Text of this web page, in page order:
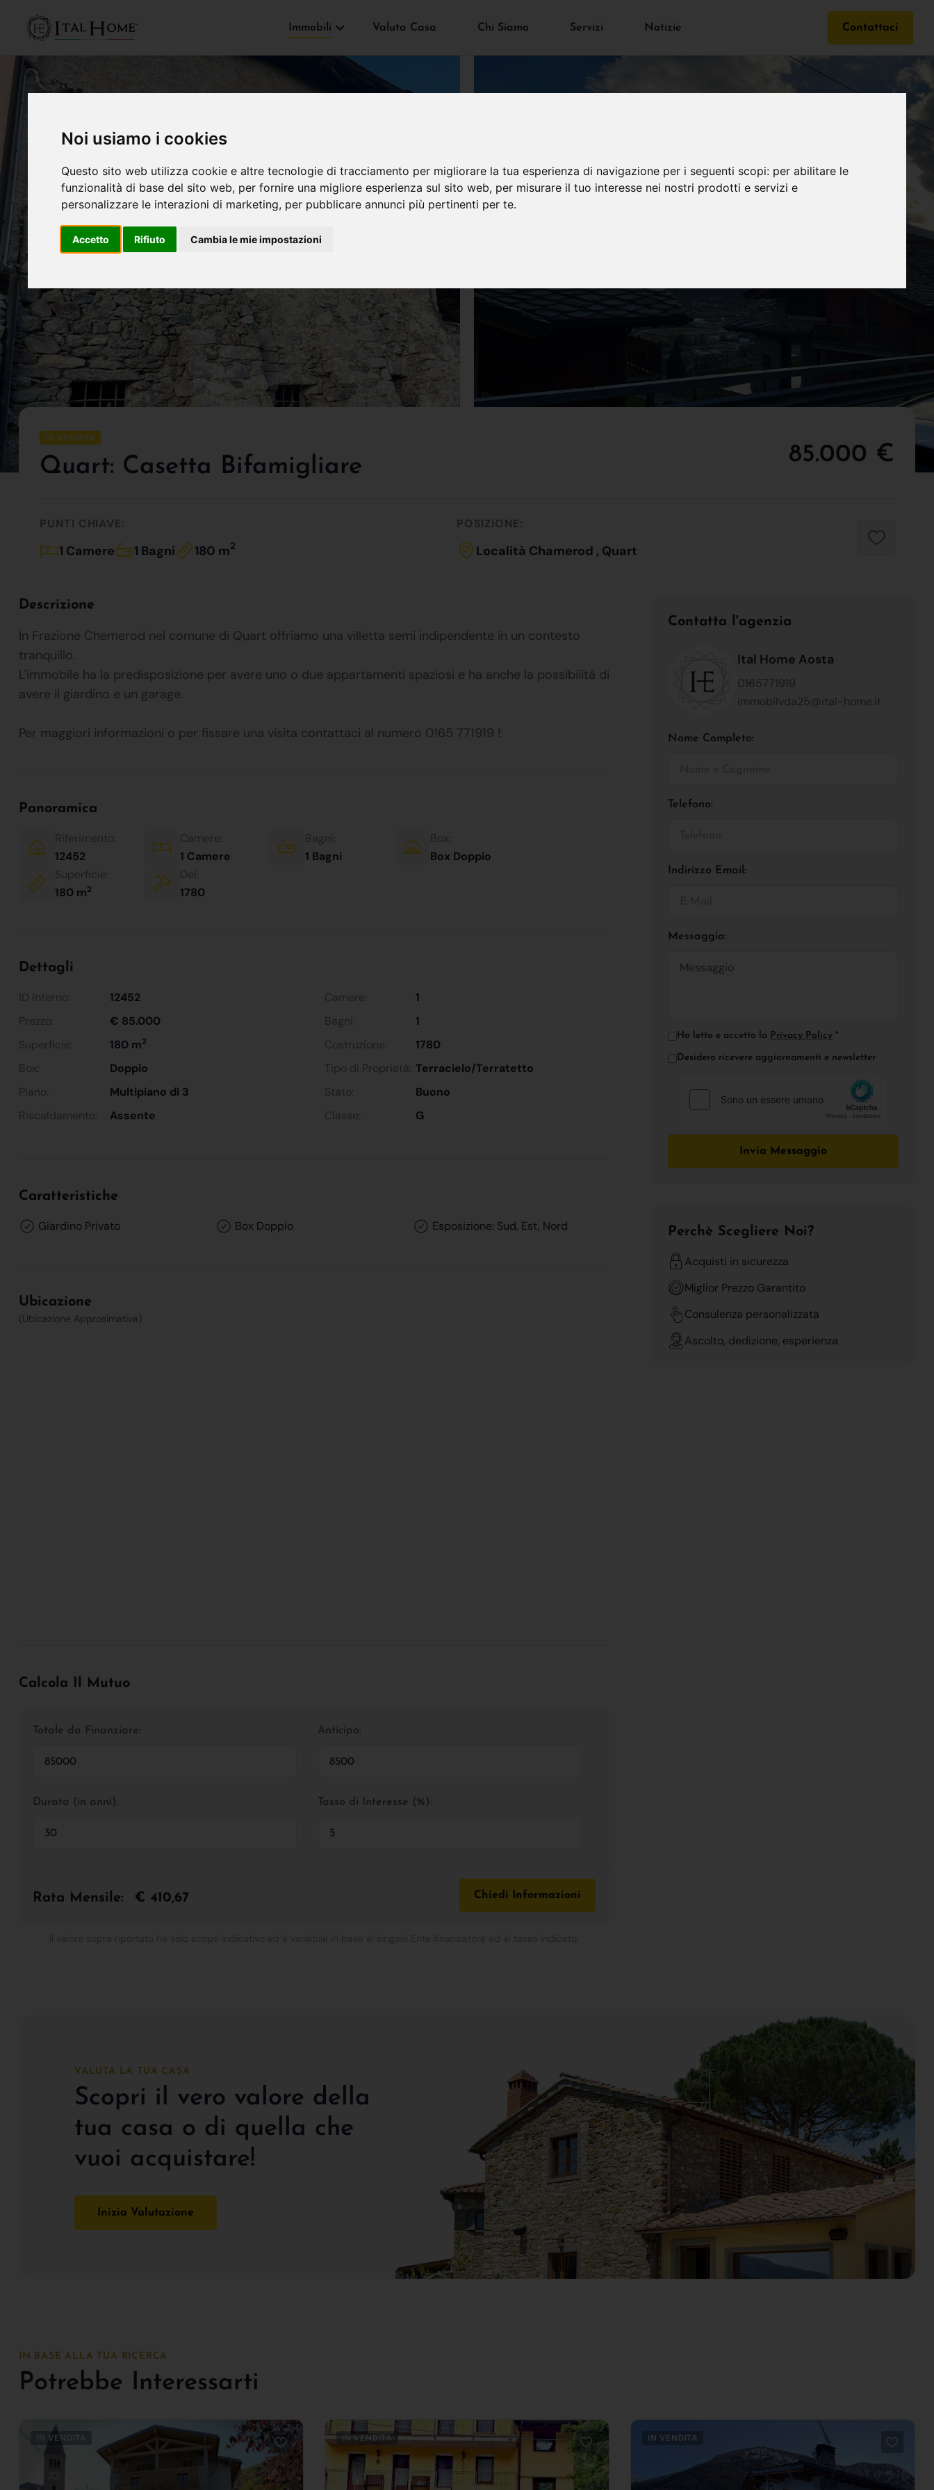
Noi usiamo i cookies
Questo sito web utilizza cookie e altre tecnologie di tracciamento per migliorare la tua esperienza di navigazione per i seguenti scopi: per abilitare le
funzionalità di base del sito web, per fornire una migliore esperienza sul sito web, per misurare il tuo interesse nei nostri prodotti e servizi e
personalizzare le interazioni di marketing, per pubblicare annunci più pertinenti per te.
Accetto Rifiuto Cambia le mie impostazioni
Immobili Valuta Casa Chi Siamo Servizi Notizie Contattaci
IN VENDITA
Quart: Casetta Bifamigliare 85.000 €
PUNTI CHIAVE:
1 Camere 1 Bagni 180 m2
POSIZIONE:
Località Chamerod , Quart
Descrizione
In Frazione Chemerod nel comune di Quart offriamo una villetta semi indipendente in un contesto
tranquillo.
L'immobile ha la predisposizione per avere uno o due appartamenti spaziosi e ha anche la possibilità di
avere il giardino e un garage.
Per maggiori informazioni o per fissare una visita contattaci al numero 0165 771919 !
Panoramica
Riferimento:
12452
Camere:
1 Camere
Bagni:
1 Bagni
Box:
Box Doppio
Superficie:
180 m2
Del:
1780
Dettagli
ID Interno: 12452 Camere:
1
Prezzo:
€ 85.000 Bagni:
1
Superficie:
180 m2 Costruzione:
1780
Box:
Doppio Tipo di Proprietà: Terracielo/Terratetto
Piano:
Multipiano di 3 Stato:
Buono
Riscaldamento:
Assente Classe: G
Caratteristiche
Giardino Privato Box Doppio Esposizione: Sud, Est, Nord
Ubicazione
(Ubicazione Approsimativa)
Calcola Il Mutuo
Totale da Finanziare: Anticipo:
Durata (in anni): Tasso di Interesse (%):
Rata Mensile: € 410,67 Chiedi Informazioni
Contatta l'agenzia
Ital Home Aosta
0165771919
immobilvda25@ital-home.it
Nome Completo:
Telefono:
Indirizzo Email:
Messaggio:
Ho letto e accetto la Privacy Policy *
Desidero ricevere aggiornamenti e newsletter
Invia Messaggio
Perchè Scegliere Noi?
Acquisti in sicurezza
Miglior Prezzo Garantito
Consulenza personalizzata
Ascolto, dedizione, esperienza
VALUTA LA TUA CASA
Scopri il vero valore della
tua casa o di quella che
vuoi acquistare!
Inizia Valutazione
IN BASE ALLA TUA RICERCA
Potrebbe Interessarti
IN VENDITA IN VENDITA IN VENDITA